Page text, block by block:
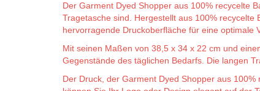
Der Garment Dyed Shopper aus 100% recycelte
Tragetasche sind. Hergestellt aus 100%
hervorragende Druckoberfläche für eine optimale
Mit seinen Maßen von 38,5 x 34 x 22 cm und
Gegenstände des täglichen Bedarfs. Die langen
Der Druck, der Garment Dyed Shopper aus